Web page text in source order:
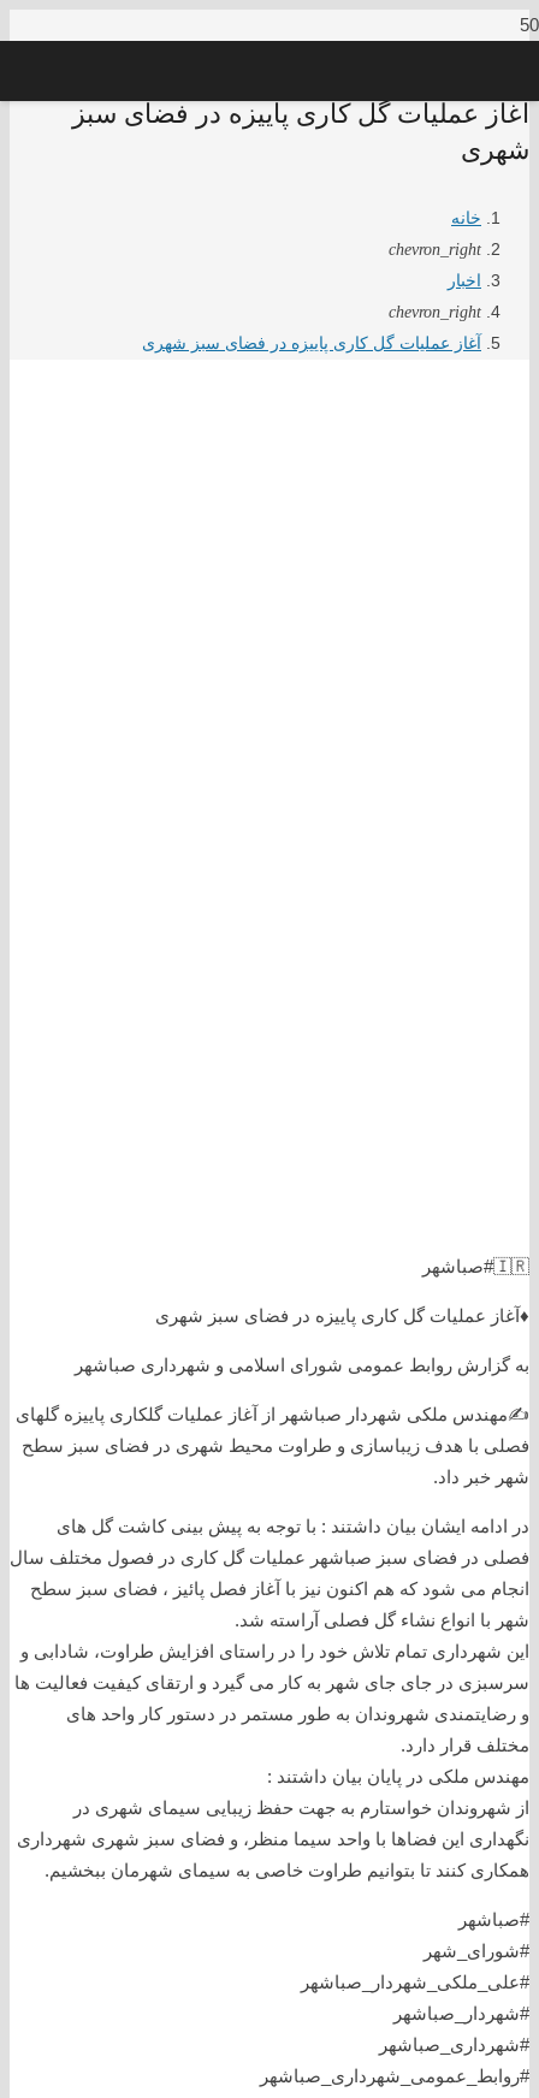
آغاز عملیات گل کاری پاییزه در فضای سبز
شهری
خانه
chevron_right
اخبار
chevron_right
آغاز عملیات گل کاری پاییزه در فضای سبز شهری
🇮🇷#صباشهر
♦️آغاز عملیات گل کاری پاییزه در فضای سبز شهری
به گزارش روابط عمومی شورای اسلامی و شهرداری صباشهر
✍️مهندس ملکی شهردار صباشهر از آغاز عملیات گلکاری پاییزه گلهای
فصلی با هدف زیباسازی و طراوت محیط شهری در فضای سبز سطح
شهر خبر داد.
در ادامه ایشان بیان داشتند : با توجه به پیش بینی کاشت گل های
فصلی در فضای سبز صباشهر عملیات گل کاری در فصول مختلف سال
انجام می شود که هم اکنون نیز با آغاز فصل پائیز ، فضای سبز سطح
شهر با انواع نشاء گل فصلی آراسته شد.
این شهرداری تمام تلاش خود را در راستای افزایش طراوت، شادابی و
سرسبزی در جای جای شهر به کار می گیرد و ارتقای کیفیت فعالیت ها
و رضایتمندی شهروندان به طور مستمر در دستور کار واحد های
مختلف قرار دارد.
مهندس ملکی در پایان بیان داشتند :
از شهروندان خواستارم به جهت حفظ زیبایی سیمای شهری در
نگهداری این فضاها با واحد سیما منظر، و فضای سبز شهری شهرداری
همکاری کنند تا بتوانیم طراوت خاصی به سیمای شهرمان ببخشیم.
#صباشهر
#شورای_شهر
#علی_ملکی_شهردار_صباشهر
#شهردار_صباشهر
#شهرداری_صباشهر
#روابط_عمومی_شهرداری_صباشهر